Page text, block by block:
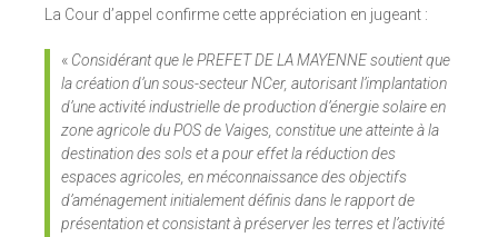
La Cour d’appel confirme cette appréciation en jugeant :
« Considérant que le PREFET DE LA MAYENNE soutient que
la création d’un sous-secteur NCer, autorisant l’implantation
d’une activité industrielle de production d’énergie solaire en
zone agricole du POS de Vaiges, constitue une atteinte à la
destination des sols et a pour effet la réduction des
espaces agricoles, en méconnaissance des objectifs
d’aménagement initialement définis dans le rapport de
présentation et consistant à préserver les terres et l’activité